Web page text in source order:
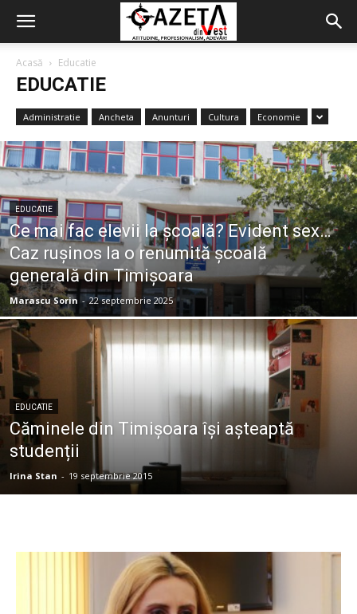
Acasă Educatie
EDUCATIE
Administratie Ancheta Anunturi Cultura Economie
EDUCATIE
Ce mai fac elevii la școală? Evident sex…
Caz rușinos la o renumită școală
generală din Timișoara
Marascu Sorin - 22 septembrie 2025
EDUCATIE
Căminele din Timișoara își așteaptă
studenții
Irina Stan - 19 septembrie 2015